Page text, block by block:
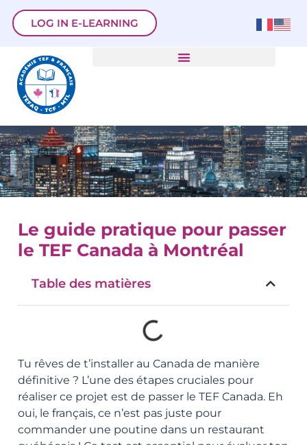
LOG IN E-LEARNING
Le guide pratique pour passer
le TEF Canada à Montréal
Table des matières
Tu rêves de t’installer au Canada de manière
définitive ? L’une des étapes cruciales pour
réaliser ce projet est de passer le TEF Canada. Eh
oui, le français, ce n’est pas juste pour
commander une poutine dans un restaurant